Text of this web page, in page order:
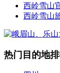
西岭雪山
西岭雪山
热门目的地